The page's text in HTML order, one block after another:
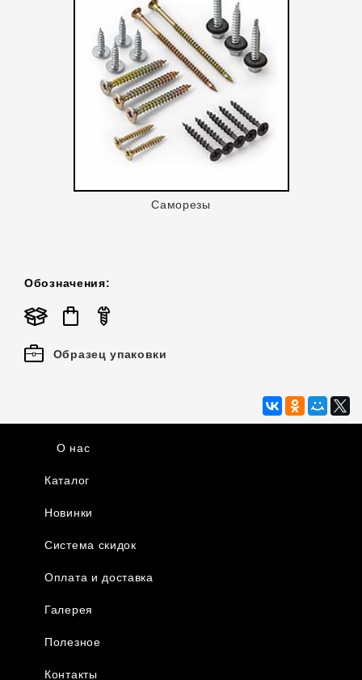
Саморезы
Обозначения:
Образец упаковки
О нас
Каталог
Новинки
Система скидок
Оплата и доставка
Галерея
Полезное
Контакты